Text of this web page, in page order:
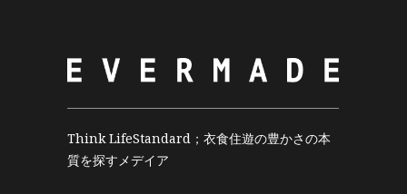
Think LifeStandard；衣食住遊の豊かさの本
質を探すメデイア